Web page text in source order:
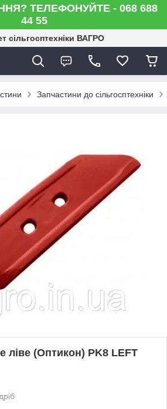
ТЕЛЕФОНУЙТЕ - 068 688
44 55
сільгосптехніки ВАГРО
Запчастини до сільгосптехніки
ліве (Оптикон) PK8 LEFT